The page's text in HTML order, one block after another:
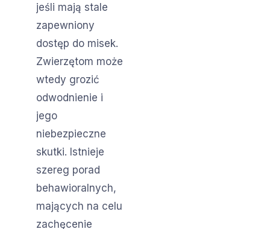
jeśli mają stale
zapewniony
dostęp do misek.
Zwierzętom może
wtedy grozić
odwodnienie i
jego
niebezpieczne
skutki. Istnieje
szereg porad
behawioralnych,
mających na celu
zachęcenie